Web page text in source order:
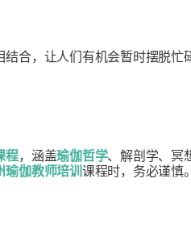
合，让人们有机会暂时摆脱忙
程，涵盖瑜伽哲学、解剖学、冥
瑜伽教师培训 课程时，务必谨慎